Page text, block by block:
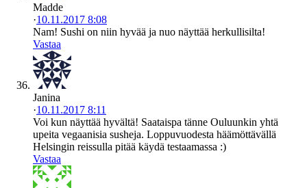
Madde
·10.11.2017 8:08
Nam! Sushi on niin hyvää ja nuo näyttää herkullisilta!
Vastaa
Janina
·10.11.2017 8:11
Voi kun näyttää hyvältä! Saataispa tänne Ouluunkin yhtä
upeita vegaanisia susheja. Loppuvuodesta häämöttävällä
Helsingin reissulla pitää käydä testaamassa :)
Vastaa